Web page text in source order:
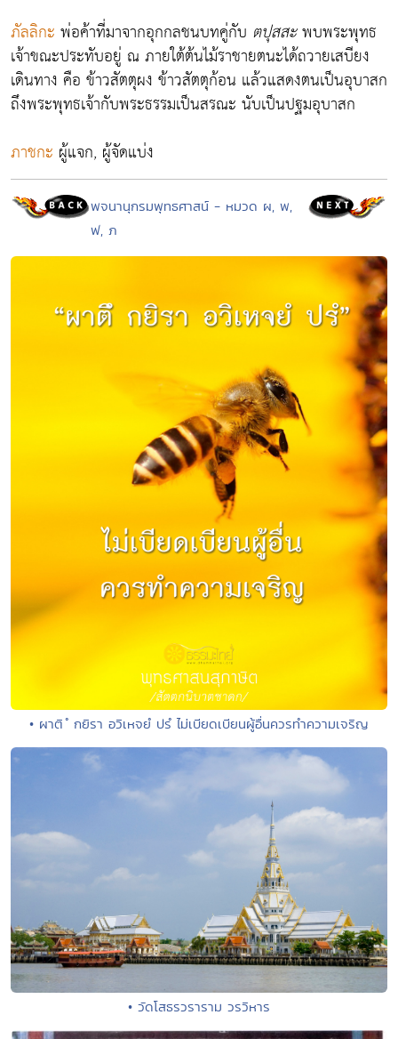
ภัลลิกะ พ่อค้าที่มาจากอุกกลชนบทคู่กับ ตปุสสะพบพระพุทธ
เจ้าขณะประทับอยู่ ณ ภายใต้ต้นไม้ราชายตนะได้ถวายเสบียง
เดินทาง คือ ข้าวสัตตุผง ข้าวสัตตุก้อน แล้วแสดงตนเป็นอุบาสก
ถึงพระพุทธเจ้ากับพระธรรมเป็นสรณะ นับเป็นปฐมอุบาสก
ภาชกะ ผู้แจก, ผู้จัดแบ่ง
พจนานุกรมพุทธศาสน์ - หมวด ผ, พ,
ฟ, ภ
• ผาติ ํ กยิรา อวิเหจยํ ปรํ ไม่เบียดเบียนผู้อื่นควรทำความเจริญ
• วัดโสธรวราราม วรวิหาร